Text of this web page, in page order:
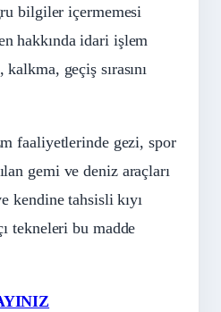
bilgiler içermemesi
hakkında idari işlem
geçiş sırasını
faaliyetlerinde gezi, spor
gemi ve deniz araçları
kendine tahsisli kıyı
tekneleri bu madde